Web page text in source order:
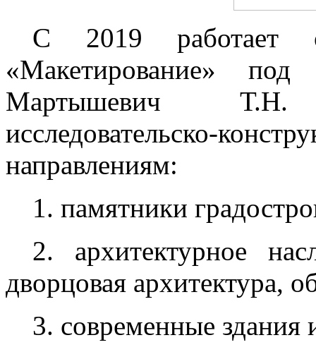
С 2019 работает
«Макетирование» под
Мартышевич Т.Н.
исследовательско-
направлениям:
1. памятники
2. архитектурное
дворцовая архитектура,
3. современные здания